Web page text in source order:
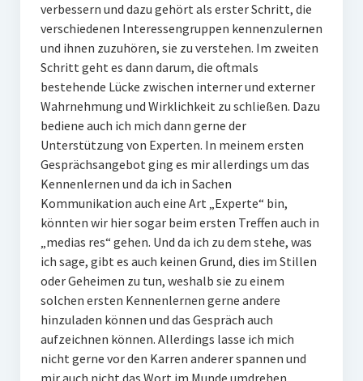
verbessern und dazu gehört als erster Schritt, die
verschiedenen Interessengruppen kennenzulernen
und ihnen zuzuhören, sie zu verstehen. Im zweiten
Schritt geht es dann darum, die oftmals
bestehende Lücke zwischen interner und externer
Wahrnehmung und Wirklichkeit zu schließen. Dazu
bediene auch ich mich dann gerne der
Unterstützung von Experten. In meinem ersten
Gesprächsangebot ging es mir allerdings um das
Kennenlernen und da ich in Sachen
Kommunikation auch eine Art „Experte“ bin,
könnten wir hier sogar beim ersten Treffen auch in
„medias res“ gehen. Und da ich zu dem stehe, was
ich sage, gibt es auch keinen Grund, dies im Stillen
oder Geheimen zu tun, weshalb sie zu einem
solchen ersten Kennenlernen gerne andere
hinzuladen können und das Gespräch auch
aufzeichnen können. Allerdings lasse ich mich
nicht gerne vor den Karren anderer spannen und
mir auch nicht das Wort im Munde umdrehen,